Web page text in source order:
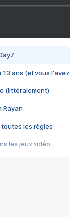
13 ans (et vous
(littéralement)
Rayan
toutes les règles
les jeux vidéo